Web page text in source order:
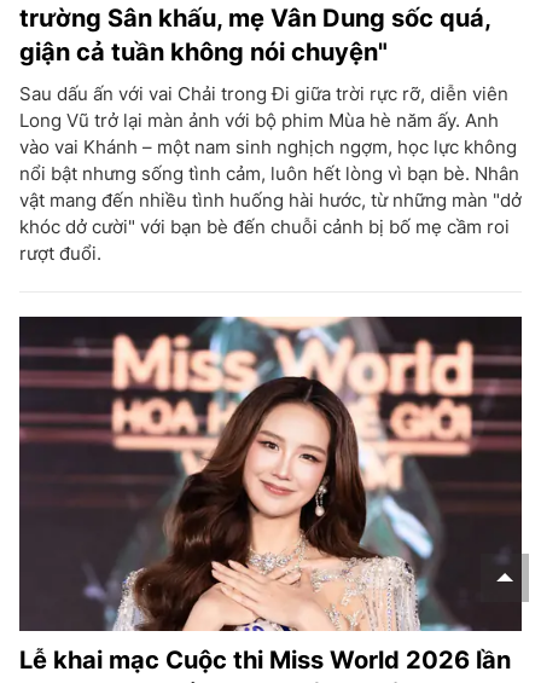
trường Sân khấu, mẹ Vân Dung sốc quá,
giận cả tuần không nói chuyện"
Sau dấu ấn với vai Chải trong Đi giữa trời rực rỡ, diễn viên
Long Vũ trở lại màn ảnh với bộ phim Mùa hè năm ấy. Anh
vào vai Khánh – một nam sinh nghịch ngợm, học lực không
nổi bật nhưng sống tình cảm, luôn hết lòng vì bạn bè. Nhân
vật mang đến nhiều tình huống hài hước, từ những màn "dở
khóc dở cười" với bạn bè đến chuỗi cảnh bị bố mẹ cầm roi
rượt đuổi.
Lễ khai mạc Cuộc thi Miss World 2026 lần